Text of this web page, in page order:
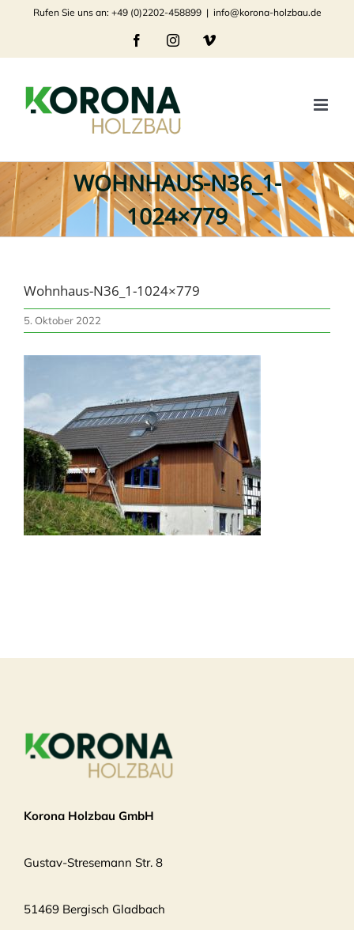
springen
Rufen Sie uns an: +49 (0)2202-458899 | info@korona-holzbau.de
FacebookInstagramVimeo
WOHNHAUS-N36_1-
1024×779
Wohnhaus-N36_1-1024×779
5. Oktober 2022
Korona Holzbau GmbH
Gustav-Stresemann Str. 8
51469 Bergisch Gladbach